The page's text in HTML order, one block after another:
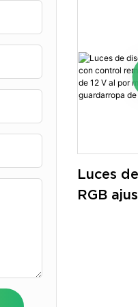
los rayos
instalación
Luces
RGB